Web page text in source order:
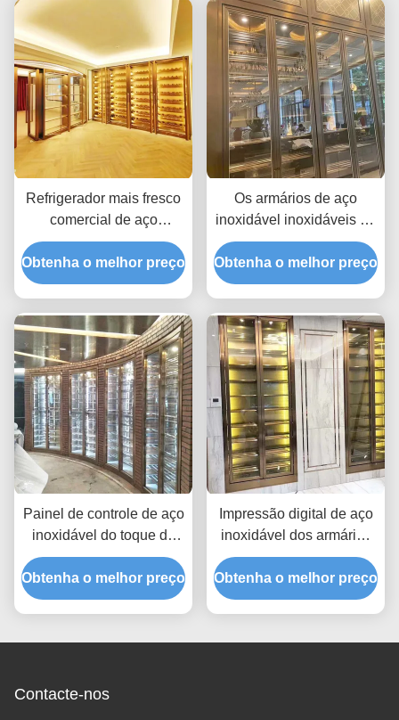
Refrigerador mais fresco
comercial de aço
inoxidável dos armários
de exposição do vinho do
RUÍDO 201 do ODM
Obtenha o melhor preço
Os armários de aço
inoxidável inoxidáveis do
vinho SUS201 com porta
de vidro PVD revestiram
Obtenha o melhor preço
Painel de controle de aço
inoxidável do toque do
refrigerador 240V 50Hz
do armário do vinho do
metal
Obtenha o melhor preço
Impressão digital de aço
inoxidável dos armários
50Hz 220V do vinho do
refrigerador do
compressor anti
Obtenha o melhor preço
Contacte-nos